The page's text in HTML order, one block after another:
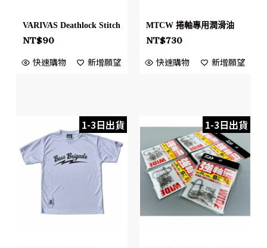
VARIVAS Deathlock Stitch
NT$90
快速購物 新增願望
MTCW 捲軸專用潤滑油
NT$730
快速購物 新增願望
1-3日出貨 1-3日出貨